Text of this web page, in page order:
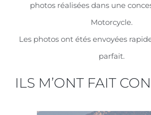
photos réalisées dans une
Motorcycle.
Les photos ont étés envoyées
parfait.
ILS M’ONT FAIT